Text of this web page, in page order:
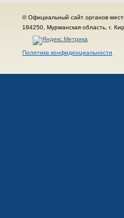
© Официальный сайт органов
184250, Мурманская область, г.
Политика конфиденциальности